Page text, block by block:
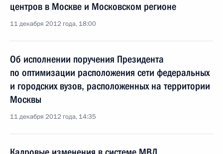
центров в Москве и Московском регионе
11 декабря 2012 года, 18:00
Об исполнении поручения Президента
по оптимизации расположения сети федеральных
и городских вузов, расположенных на территории
Москвы
11 декабря 2012 года, 14:35